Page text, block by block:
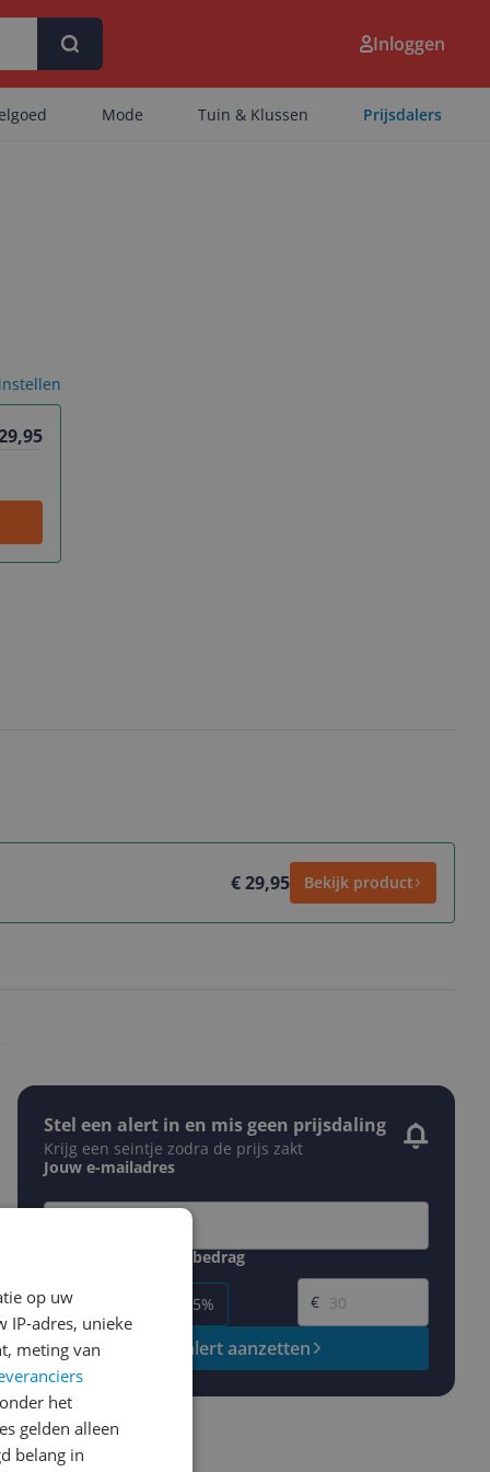
Inloggen
Mode Tuin & Klussen Prijsdalers
€ 29,95 Bekijk product
Stel een alert in en mis geen prijsdaling
Krijg een seintje zodra de prijs zakt
Jouw e-mailadres
Gewenste daling of bedrag
-5% -15%
Gewenste prijs
€
Prijsalert aanzetten
op uw
IP-adres, unieke
meting van
het
gelden alleen
belang in